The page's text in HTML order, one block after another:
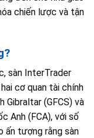
chiến lược và tận
sàn InterTrader
cơ quan tài chính
Gibraltar (GFCS) và
Anh (FCA), với số
ấn tượng rằng sàn